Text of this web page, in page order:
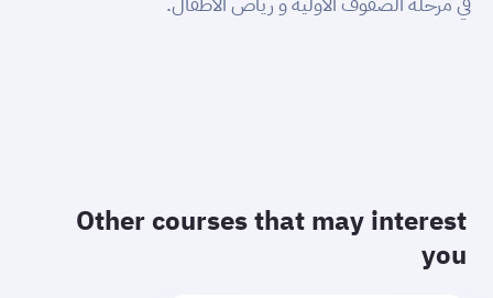
Other courses that may interest
you